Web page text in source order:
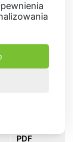
i
do formatu
i szeroka
narzędzie do
plików.
PDF